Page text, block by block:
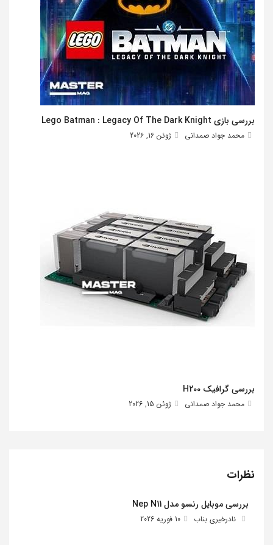
بررسی بازی Lego Batman : Legacy Of The Dark Knight
محمد جواد صمدانی ژوئن 16, 2026
بررسی گرافیک H200
محمد جواد صمدانی ژوئن 15, 2026
نظرات
بررسی موبایل رنسو مدل Nep N11
نادرخیری بناب 10 فوریه 2026